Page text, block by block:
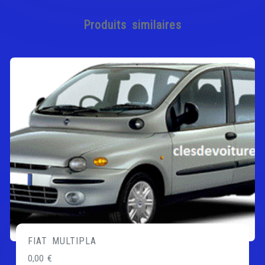
Produits similaires
FIAT MULTIPLA
0,00€